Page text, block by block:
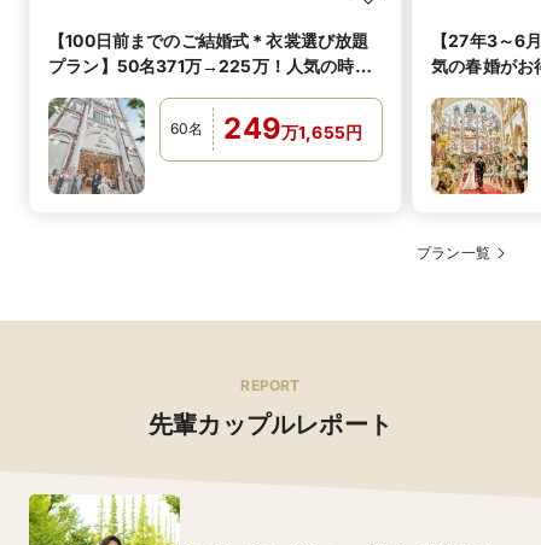
佐々木ファームの皆様が育てた野菜を使ったお料理の試食はこちら
【100日前までのご結婚式＊衣裳選び放題
プラン】50名371万→225万！人気の時期
60名 249万1,655円
【27年3～6
気の春婚がお
プラン一覧
REPORT
先輩カップルレポート